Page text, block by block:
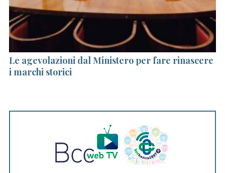
Le agevolazioni dal Ministero per fare rinascere
i marchi storici